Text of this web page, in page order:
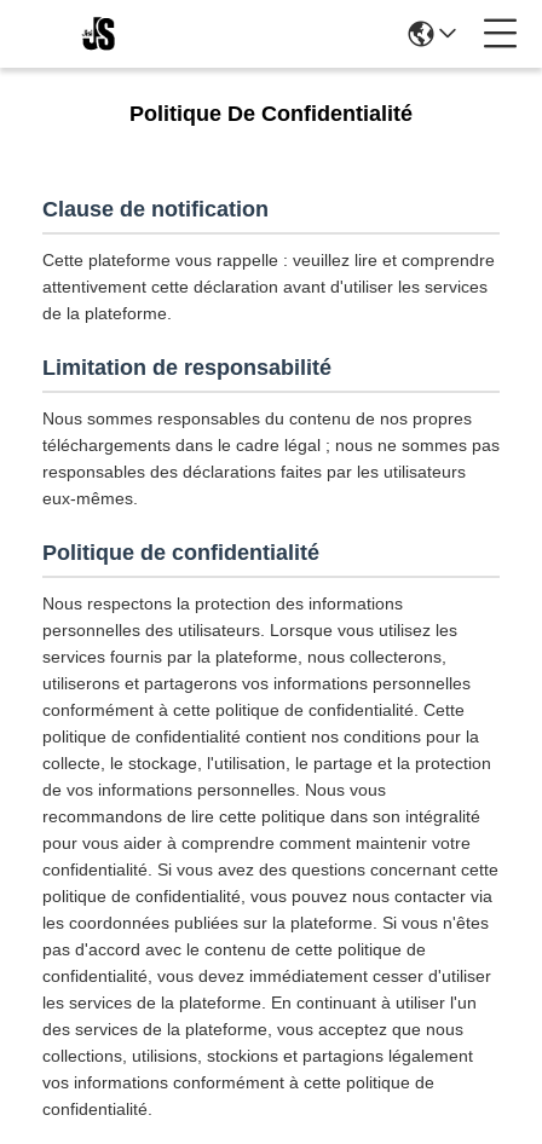
Politique De Confidentialité
Clause de notification
Cette plateforme vous rappelle : veuillez lire et comprendre
attentivement cette déclaration avant d'utiliser les services
de la plateforme.
Limitation de responsabilité
Nous sommes responsables du contenu de nos propres
téléchargements dans le cadre légal ; nous ne sommes pas
responsables des déclarations faites par les utilisateurs
eux-mêmes.
Politique de confidentialité
Nous respectons la protection des informations
personnelles des utilisateurs. Lorsque vous utilisez les
services fournis par la plateforme, nous collecterons,
utiliserons et partagerons vos informations personnelles
conformément à cette politique de confidentialité. Cette
politique de confidentialité contient nos conditions pour la
collecte, le stockage, l'utilisation, le partage et la protection
de vos informations personnelles. Nous vous
recommandons de lire cette politique dans son intégralité
pour vous aider à comprendre comment maintenir votre
confidentialité. Si vous avez des questions concernant cette
politique de confidentialité, vous pouvez nous contacter via
les coordonnées publiées sur la plateforme. Si vous n'êtes
pas d'accord avec le contenu de cette politique de
confidentialité, vous devez immédiatement cesser d'utiliser
les services de la plateforme. En continuant à utiliser l'un
des services de la plateforme, vous acceptez que nous
collections, utilisions, stockions et partagions légalement
vos informations conformément à cette politique de
confidentialité.